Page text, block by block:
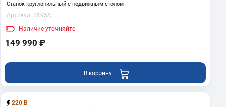
Станок круглопильный с подвижным столом
Артикул: S195A
Наличие уточняйте
149 990 ₽
В корзину
220 В